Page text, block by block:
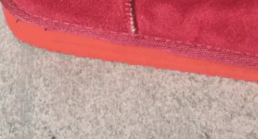
💳 Betaling
– Kort, MobilePay & AnyDay